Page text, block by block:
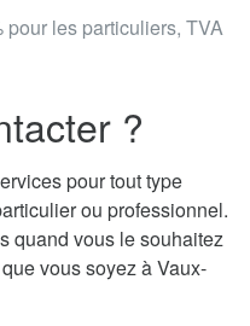
pour les particuliers, TVA
?
pour tout type
ou professionnel.
quand vous le souhaitez
vous soyez à Vaux-